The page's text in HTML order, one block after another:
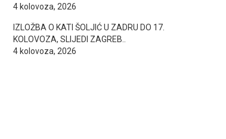
4 kolovoza, 2026
IZLOŽBA O KATI ŠOLJIĆ U ZADRU DO 17.
KOLOVOZA, SLIJEDI ZAGREB..
4 kolovoza, 2026